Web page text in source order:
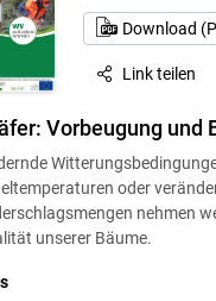
Download
Link teilen
Vorbeugung und
oder
nehmen
unserer Bäume.